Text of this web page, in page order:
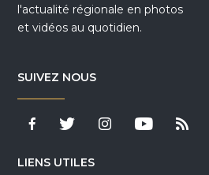
l'actualité régionale en photos
et vidéos au quotidien.
SUIVEZ NOUS
LIENS UTILES